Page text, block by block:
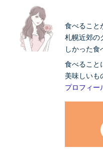
食べること
札幌近郊の
しかった食
食べること
美味しいも
プロフィー